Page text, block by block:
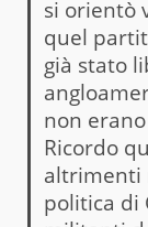
si orientò
quel
già stato
non
Ricordo
altrimenti
politica di